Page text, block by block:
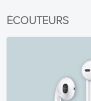
ÉCOUTEURS